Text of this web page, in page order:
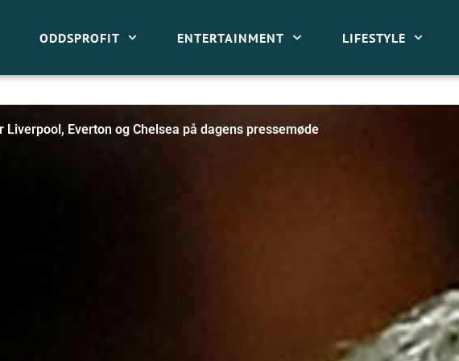
ODDSPROFIT ENTERTAINMENT LIFESTYLE
Everton og Chelsea på dagens pressemøde